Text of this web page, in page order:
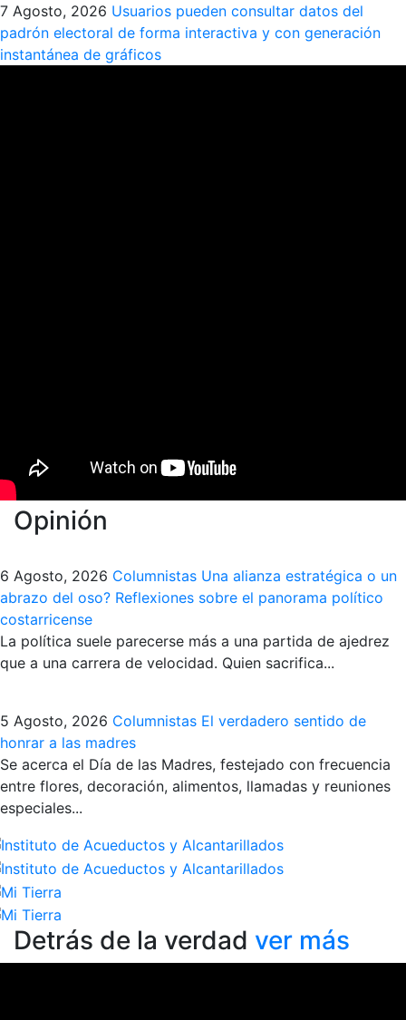
7 Agosto, 2026 Usuarios pueden consultar datos del
padrón electoral de forma interactiva y con generación
instantánea de gráficos
Opinión
6 Agosto, 2026 Columnistas Una alianza estratégica o un
abrazo del oso? Reflexiones sobre el panorama político
costarricense
La política suele parecerse más a una partida de ajedrez
que a una carrera de velocidad. Quien sacrifica...
5 Agosto, 2026 Columnistas El verdadero sentido de
honrar a las madres
Se acerca el Día de las Madres, festejado con frecuencia
entre flores, decoración, alimentos, llamadas y reuniones
especiales...
Detrás de la verdad ver más